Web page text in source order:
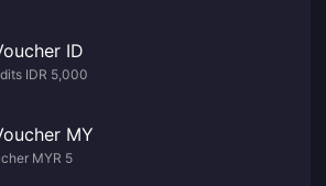
ID
IDR 5,000
MY
MYR 5